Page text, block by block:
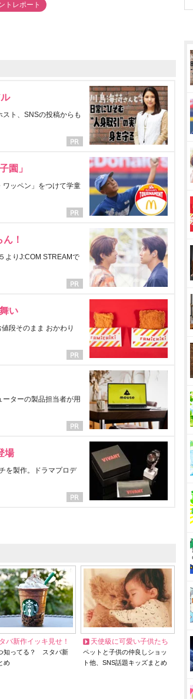
トレポート
スト、SNSの投稿からも
園」
ッペン」をつけて学童
！
よりJ:COM STREAMで
い
段そのまま おかわり
ターの製品担当者が用
場
を製作。ドラマプロデ
バ新作イッキ見せ！
知ってる？ スタバ新
め
天使級に可愛い子供たち
ペットと子供の仲良しショッ
ト他、SNS話題キッズまとめ